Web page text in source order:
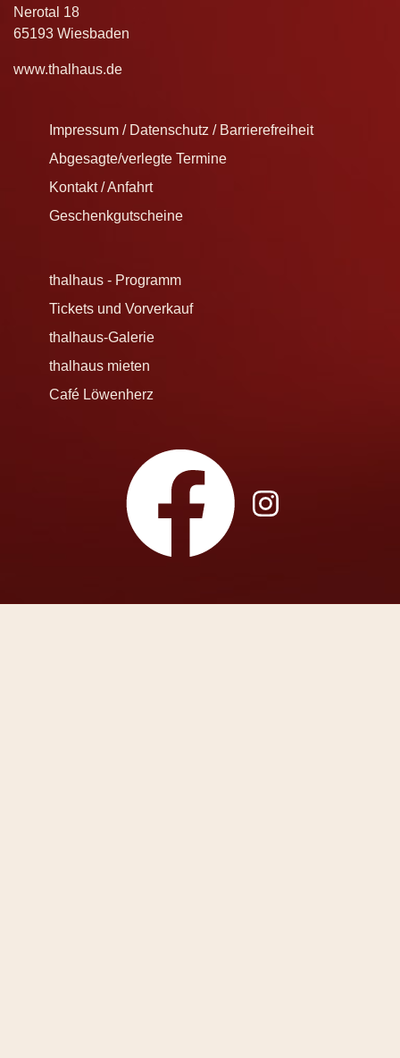
Nerotal 18
65193 Wiesbaden
www.thalhaus.de
Impressum / Datenschutz / Barrierefreiheit
Abgesagte/verlegte Termine
Kontakt / Anfahrt
Geschenkgutscheine
thalhaus - Programm
Tickets und Vorverkauf
thalhaus-Galerie
thalhaus mieten
Café Löwenherz